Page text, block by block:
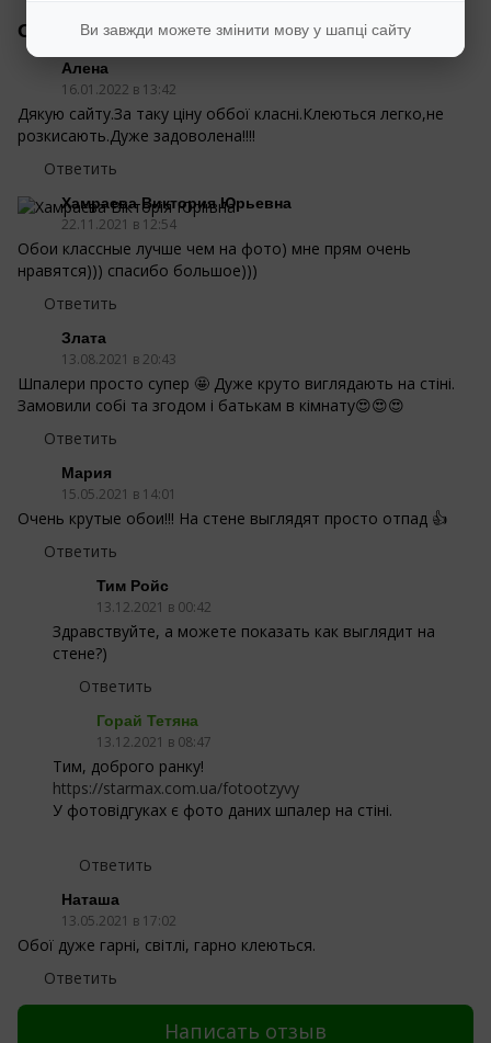
Отзывы 5
Алена
16.01.2022 в 13:42
Дякую сайту.За таку ціну оббої класні.Клеються легко,не
розкисають.Дуже задоволена!!!!
Ответить
Хамраева Виктория Юрьевна
22.11.2021 в 12:54
Обои классные лучше чем на фото) мне прям очень
нравятся))) спасибо большое)))
Ответить
Злата
13.08.2021 в 20:43
Шпалери просто супер 🤩 Дуже круто виглядають на стіні.
Замовили собі та згодом і батькам в кімнату😍😍😍
Ответить
Мария
15.05.2021 в 14:01
Очень крутые обои!!! На стене выглядят просто отпад 👍
Ответить
Тим Ройс
13.12.2021 в 00:42
Здравствуйте, а можете показать как выглядит на
стене?)
Ответить
Горай Тетяна
13.12.2021 в 08:47
Тим, доброго ранку!
https://starmax.com.ua/fotootzyvy
У фотовідгуках є фото даних шпалер на стіні.
Ответить
Наташа
13.05.2021 в 17:02
Обої дуже гарні, світлі, гарно клеються.
Ответить
Написать отзыв
Ви завжди можете змінити мову у шапці сайту